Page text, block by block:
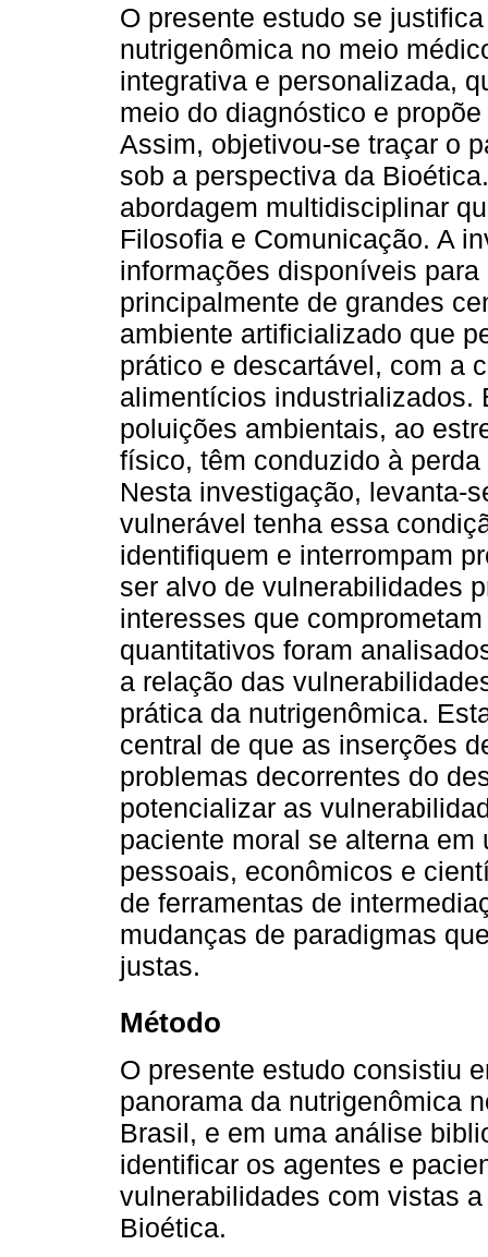
O presente estudo se
nutrigenômica no meio
integrativa e personalizada,
meio do diagnóstico e
Assim, objetivou-se traçar o
sob a perspectiva da
abordagem multidisciplinar
Filosofia e Comunicação. A
informações disponíveis
principalmente de grandes
ambiente artificializado que
prático e descartável, com a
alimentícios industrializados.
poluições ambientais, ao
físico, têm conduzido à
Nesta investigação, levanta-
vulnerável tenha essa
identifiquem e interrompam
ser alvo de vulnerabilidades
interesses que
quantitativos foram
a relação das
prática da nutrigenômica.
central de que as inserções
problemas decorrentes do
potencializar as
paciente moral se alterna
pessoais, econômicos e
de ferramentas de
mudanças de paradigmas
justas.
Método
O presente estudo consistiu
panorama da nutrigenômica
Brasil, e em uma análise
identificar os agentes e
vulnerabilidades com vistas
Bioética.